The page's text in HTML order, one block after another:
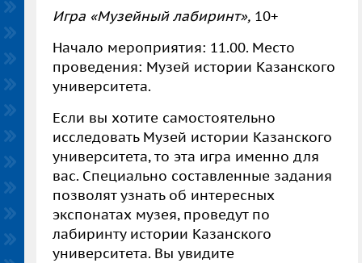
Игра «Музейный лабиринт», 10+
Начало мероприятия: 11.00. Место
проведения: Музей истории Казанского
университета.
Если вы хотите самостоятельно
исследовать Музей истории Казанского
университета, то эта игра именно для
вас. Специально составленные задания
позволят узнать об интересных
экспонатах музея, проведут по
лабиринту истории Казанского
университета. Вы увидите